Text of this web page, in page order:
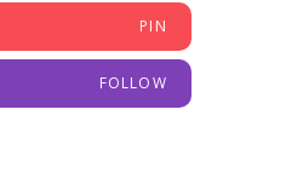
PIN
FOLLOW